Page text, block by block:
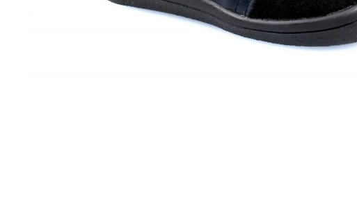
ROYAL
547 Kč
Původně: